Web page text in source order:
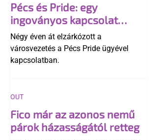
Pécs és Pride: egy
ingoványos kapcsolat
története
Négy éven át elzárkózott a
városvezetés a Pécs Pride ügyével
kapcsolatban.
Fico már az azonos nemű
párok házasságától retteg
OUT